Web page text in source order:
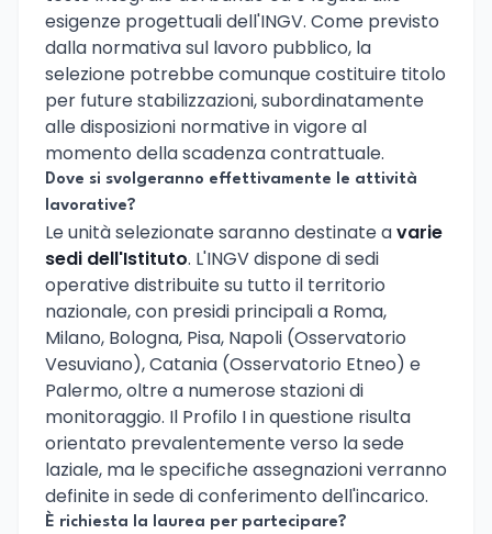
esigenze progettuali dell'INGV. Come previsto
dalla normativa sul lavoro pubblico, la
selezione potrebbe comunque costituire titolo
per future stabilizzazioni, subordinatamente
alle disposizioni normative in vigore al
momento della scadenza contrattuale.
Dove si svolgeranno effettivamente le attività
lavorative?
Le unità selezionate saranno destinate avarie
sedi dell'Istituto. L'INGV dispone di sedi
operative distribuite su tutto il territorio
nazionale, con presidi principali a Roma,
Milano, Bologna, Pisa, Napoli (Osservatorio
Vesuviano), Catania (Osservatorio Etneo) e
Palermo, oltre a numerose stazioni di
monitoraggio. Il Profilo I in questione risulta
orientato prevalentemente verso la sede
laziale, ma le specifiche assegnazioni verranno
definite in sede di conferimento dell'incarico.
È richiesta la laurea per partecipare?